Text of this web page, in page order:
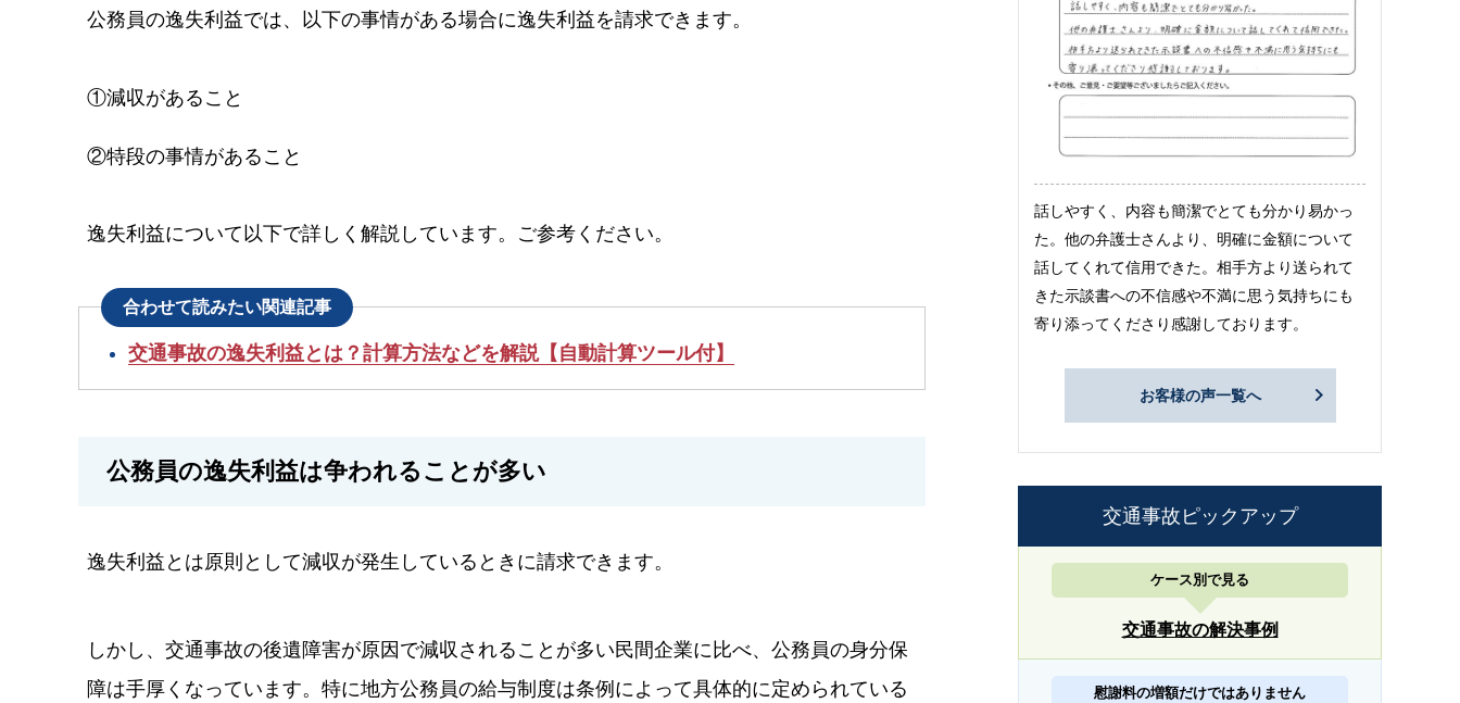
公務員の逸失利益では、以下の事情がある場合に逸失利益を請求できます。
①減収があること
②特段の事情があること
逸失利益について以下で詳しく解説しています。ご参考ください。
合わせて読みたい関連記事
交通事故の逸失利益とは？計算方法などを解説【自動計算ツール付】
公務員の逸失利益は争われることが多い
逸失利益とは原則として減収が発生しているときに請求できます。
しかし、交通事故の後遺障害が原因で減収されることが多い民間企業に比べ、公務員の身分保
障は手厚くなっています。特に地方公務員の給与制度は条例によって具体的に定められている
話しやすく、内容も簡潔でとても分かり易かっ
た。他の弁護士さんより、明確に金額について
話してくれて信用できた。相手方より送られて
きた示談書への不信感や不満に思う気持ちにも
寄り添ってくださり感謝しております。
お客様の声一覧へ
交通事故ピックアップ
ケース別で見る
交通事故の解決事例
慰謝料の増額だけではありません